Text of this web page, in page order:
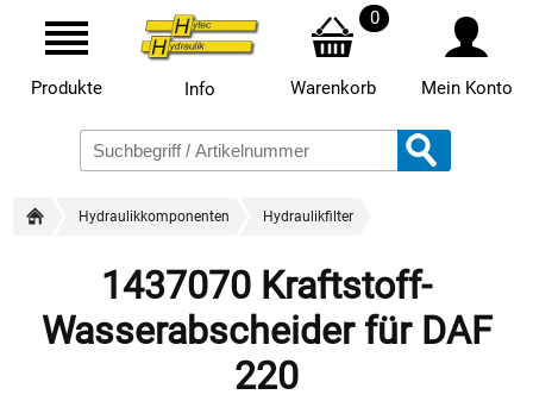
Produkte Info
0
Warenkorb Mein Konto
Hydraulikkomponenten Hydraulikfilter
1437070 Kraftstoff-
Wasserabscheider für DAF
220